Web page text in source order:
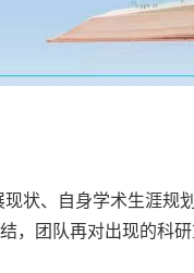
状、自身学术生涯规
，团队再对出现的科研